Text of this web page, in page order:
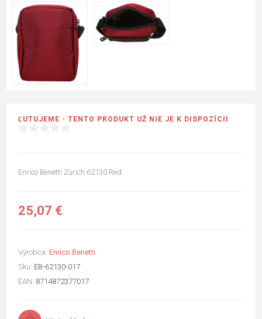
ĽUTUJEME - TENTO PRODUKT UŽ NIE JE K DISPOZÍCII
Enrico Benetti Zürich 62130 Red
25,07 €
Výrobca: Enrico Benetti
Sku: EB-62130-017
EAN: 8714872377017